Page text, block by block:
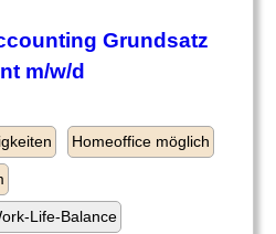
Grundsatz
m/w/d
Homeoffice möglich
Life-Balance